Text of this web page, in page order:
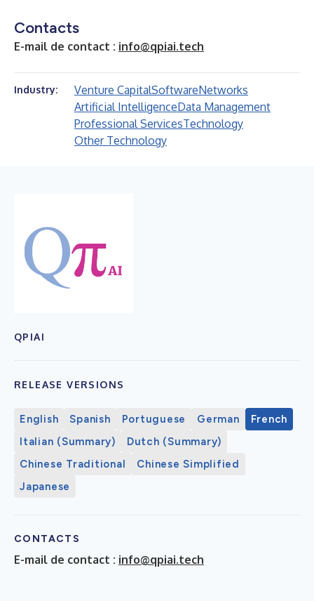
Contacts
E-mail de contact : info@qpiai.tech
Industry: Venture CapitalSoftwareNetworks
Artificial IntelligenceData Management
Professional ServicesTechnology
Other Technology
QPIAI
RELEASE VERSIONS
English Spanish Portuguese German
French
Italian (Summary)
Dutch (Summary)
Chinese Traditional
Chinese Simplified
Japanese
CONTACTS
E-mail de contact : info@qpiai.tech